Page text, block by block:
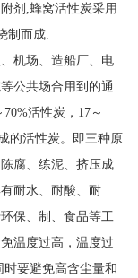
剂,蜂窝活性炭采用
制而成.
机场、造船厂、电
公共场合用到的通
活性炭，17～
的活性炭。即三种原
腐、练泥、挤压成
耐水、耐酸、耐
保、制、食品等工
温度过高，温度过
要避免高含尘量和